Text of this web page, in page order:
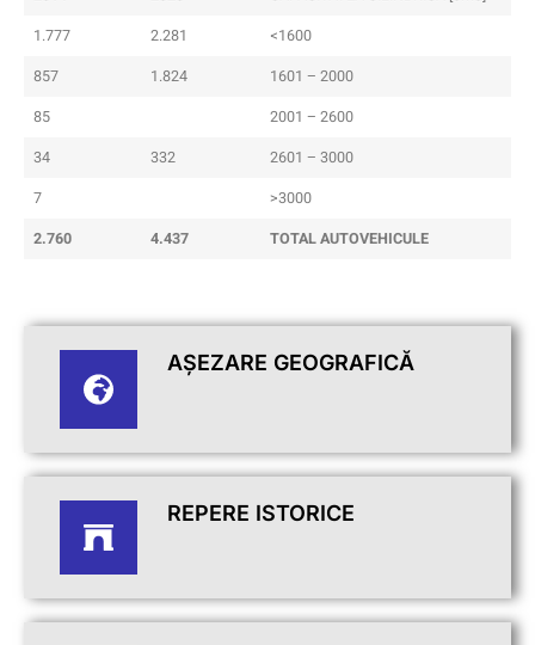
AȘEZARE GEOGRAFICĂ
REPERE ISTORICE
1.777
2.281
<1600
857
1.824
1601 – 2000
85
2001 – 2600
34
332
2601 – 3000
7
>3000
2.760
4.437 TOTAL AUTOVEHICULE